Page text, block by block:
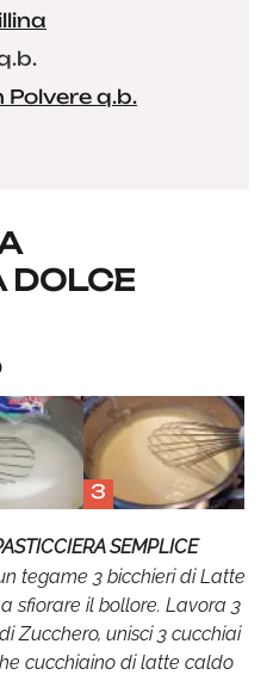
q.b.
DOLCE
3
SEMPLICE
tegame 3 bicchieri di Latte
sfiorare il bollore. Lavora 3
Zucchero, unisci 3 cucchiai
cucchiaino di latte caldo